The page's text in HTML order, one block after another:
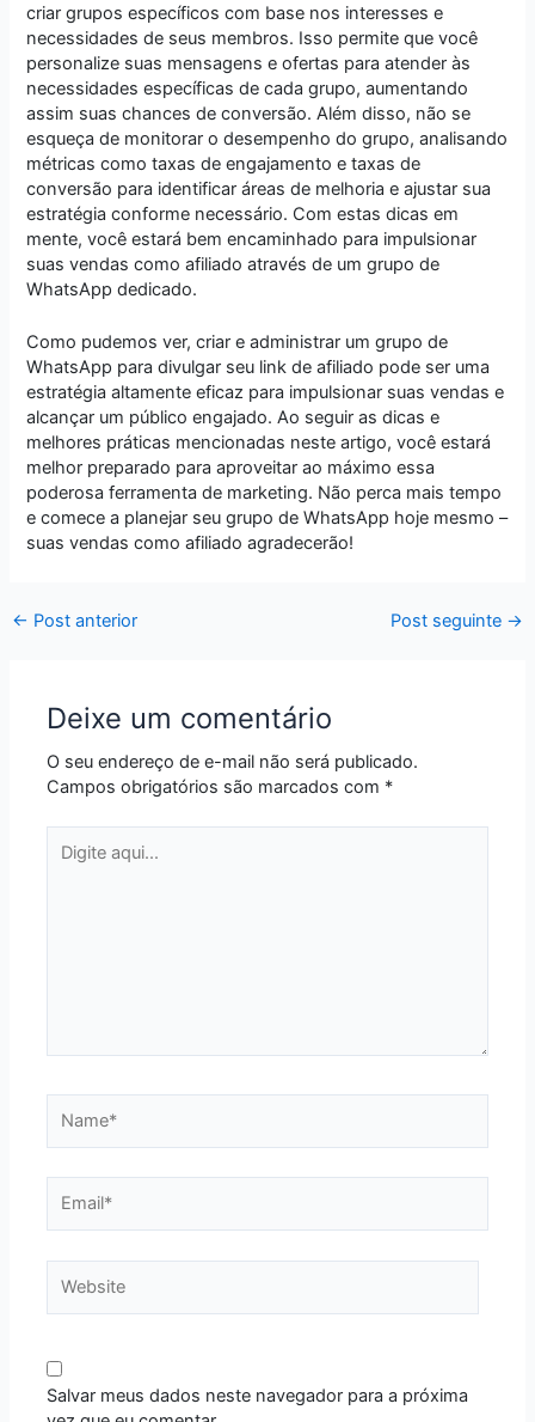
criar grupos específicos com base nos interesses e
necessidades de seus membros. Isso permite que você
personalize suas mensagens e ofertas para atender às
necessidades específicas de cada grupo, aumentando
assim suas chances de conversão. Além disso, não se
esqueça de monitorar o desempenho do grupo, analisando
métricas como taxas de engajamento e taxas de
conversão para identificar áreas de melhoria e ajustar sua
estratégia conforme necessário. Com estas dicas em
mente, você estará bem encaminhado para impulsionar
suas vendas como afiliado através de um grupo de
WhatsApp dedicado.
Como pudemos ver, criar e administrar um grupo de
WhatsApp para divulgar seu link de afiliado pode ser uma
estratégia altamente eficaz para impulsionar suas vendas e
alcançar um público engajado. Ao seguir as dicas e
melhores práticas mencionadas neste artigo, você estará
melhor preparado para aproveitar ao máximo essa
poderosa ferramenta de marketing. Não perca mais tempo
e comece a planejar seu grupo de WhatsApp hoje mesmo –
suas vendas como afiliado agradecerão!
← Post anterior Post seguinte →
Deixe um comentário
O seu endereço de e-mail não será publicado.
Campos obrigatórios são marcados com *
aqui...
Salvar meus dados neste navegador para a próxima